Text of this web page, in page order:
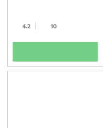
4.2 10